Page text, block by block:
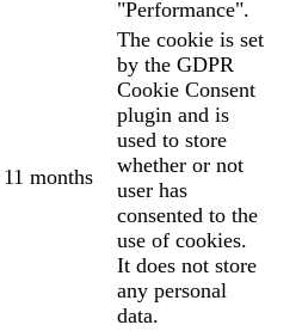
"Performance".
11 months
The cookie is set
by the GDPR
Cookie Consent
plugin and is
used to store
whether or not
user has
consented to the
use of cookies.
It does not store
any personal
data.